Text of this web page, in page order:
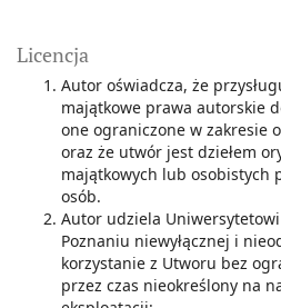
Licencja
Autor oświadcza, że
majątkowe prawa autorskie
one ograniczone w zakresie
oraz że utwór jest dziełem
majątkowych lub osobistych
osób.
Autor udziela
Poznaniu niewyłącznej i
korzystanie z Utworu bez
przez czas nieokreślony na